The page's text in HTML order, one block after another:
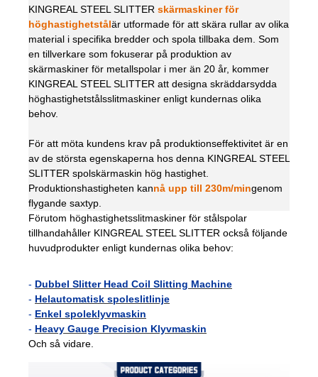
KINGREAL STEEL SLITTER skärmaskiner för
höghastighetstålär utformade för att skära rullar av olika
material i specifika bredder och spola tillbaka dem. Som
en tillverkare som fokuserar på produktion av
skärmaskiner för metallspolar i mer än 20 år, kommer
KINGREAL STEEL SLITTER att designa skräddarsydda
höghastighetstålsslitmaskiner enligt kundernas olika
behov.
För att möta kundens krav på produktionseffektivitet är en
av de största egenskaperna hos denna KINGREAL STEEL
SLITTER spolskärmaskin hög hastighet.
Produktionshastigheten kannå upp till 230m/mingenom
flygande saxtyp.
Förutom höghastighetsslitmaskiner för stålspolar
tillhandahåller KINGREAL STEEL SLITTER också följande
huvudprodukter enligt kundernas olika behov:
- Dubbel Slitter Head Coil Slitting Machine
- Helautomatisk spoleslitlinje
- Enkel spoleklyvmaskin
- Heavy Gauge Precision Klyvmaskin
Och så vidare.